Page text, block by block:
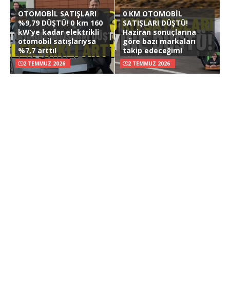
OTOMOBİL SATIŞLARI
%9,79 DÜŞTÜ! 0 km 160
kW’ye kadar elektrikli
otomobil satışlarıysa
%7,7 arttı!
2 TEMMUZ 2026
0 KM OTOMOBİL
SATIŞLARI DÜŞTÜ!
Haziran sonuçlarına
göre bazı markaları
takip edeceğim!
2 TEMMUZ 2026